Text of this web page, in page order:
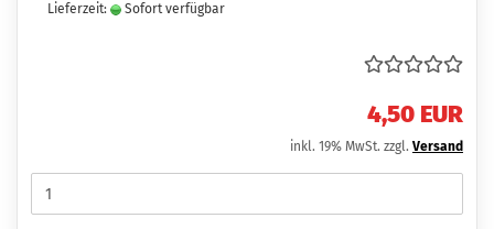
Lieferzeit: Sofort verfügbar
4,50 EUR
inkl. 19% MwSt. zzgl. Versand